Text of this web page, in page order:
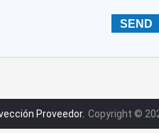
Proveedor. Copyright ©